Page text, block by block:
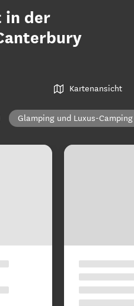
in der
Kartenansicht
Glamping und Luxus-Camping